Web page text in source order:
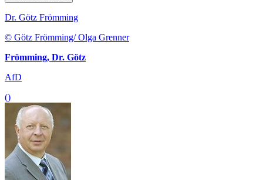
Dr. Götz Frömming
© Götz Frömming/ Olga Grenner
Frömming, Dr. Götz
AfD
()